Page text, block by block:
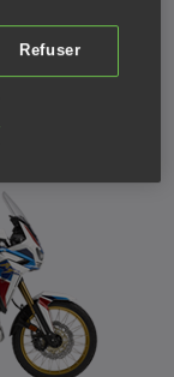
Envoyer
Refuser